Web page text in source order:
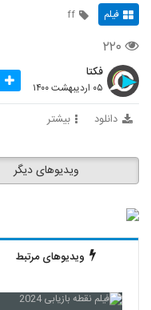
فیلم ff
۲۲۰
فکتا
۰۵ اردیبهشت ۱۴۰۰
دانلود بیشتر
ویدیوهای دیگر
ویدیوهای مرتبط